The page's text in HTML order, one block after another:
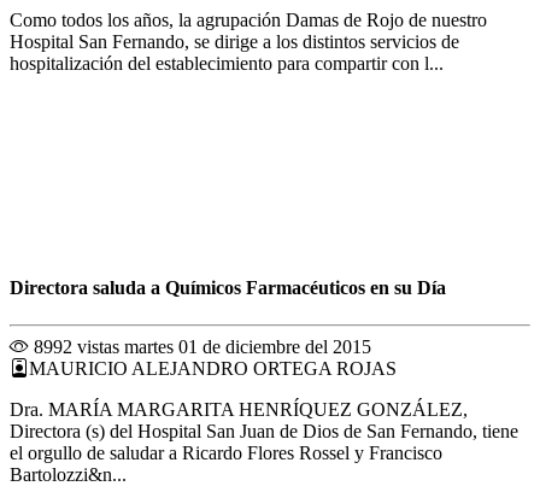
Como todos los años, la agrupación Damas de Rojo de nuestro
Hospital San Fernando, se dirige a los distintos servicios de
hospitalización del establecimiento para compartir con l...
Directora saluda a Químicos Farmacéuticos en su Día
8992 vistas martes 01 de diciembre del 2015
MAURICIO ALEJANDRO ORTEGA ROJAS
Dra. MARÍA MARGARITA HENRÍQUEZ GONZÁLEZ,
Directora (s) del Hospital San Juan de Dios de San Fernando, tiene
el orgullo de saludar a Ricardo Flores Rossel y Francisco
Bartolozzi&n...